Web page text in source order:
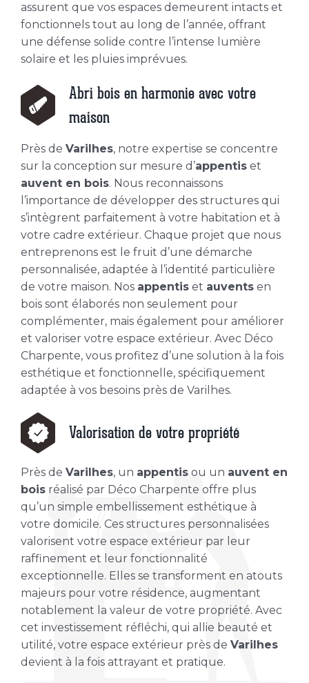
assurent que vos espaces demeurent intacts et
fonctionnels tout au long de l’année, offrant
une défense solide contre l’intense lumière
solaire et les pluies imprévues.
Abri bois en harmonie avec votre
maison
Près de Varilhes, notre expertise se concentre
sur la conception sur mesure d’appentis et
auvent en bois. Nous reconnaissons
l’importance de développer des structures qui
s’intègrent parfaitement à votre habitation et à
votre cadre extérieur. Chaque projet que nous
entreprenons est le fruit d’une démarche
personnalisée, adaptée à l’identité particulière
de votre maison. Nos appentis et auvents en
bois sont élaborés non seulement pour
complémenter, mais également pour améliorer
et valoriser votre espace extérieur. Avec Déco
Charpente, vous profitez d’une solution à la fois
esthétique et fonctionnelle, spécifiquement
adaptée à vos besoins près de Varilhes.
Valorisation de votre propriété
Près de Varilhes, un appentis ou un auvent en
bois réalisé par Déco Charpente offre plus
qu’un simple embellissement esthétique à
votre domicile. Ces structures personnalisées
valorisent votre espace extérieur par leur
raffinement et leur fonctionnalité
exceptionnelle. Elles se transforment en atouts
majeurs pour votre résidence, augmentant
notablement la valeur de votre propriété. Avec
cet investissement réfléchi, qui allie beauté et
utilité, votre espace extérieur près de Varilhes
devient à la fois attrayant et pratique.